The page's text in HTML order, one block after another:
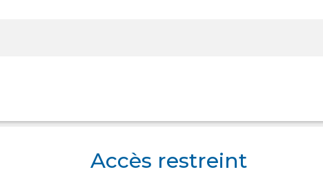
Rechercher sur le site
Accès restreint